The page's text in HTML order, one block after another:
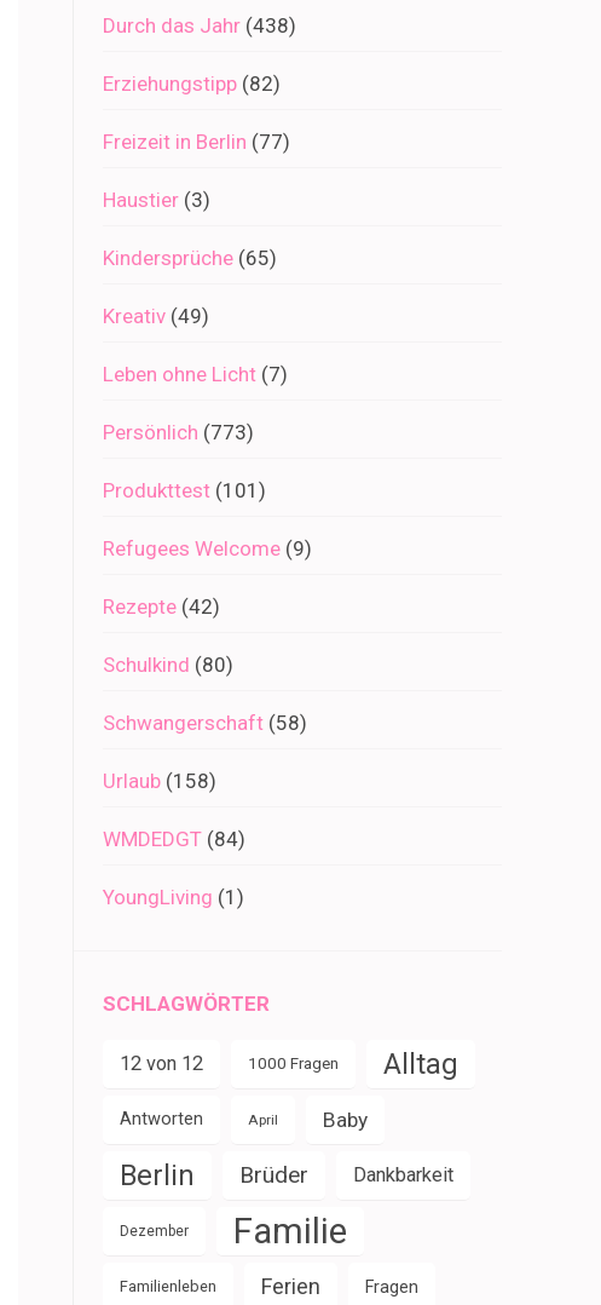
Durch das Jahr (438)
Erziehungstipp (82)
Freizeit in Berlin (77)
Haustier (3)
Kindersprüche (65)
Kreativ (49)
Leben ohne Licht (7)
Persönlich (773)
Produkttest (101)
Refugees Welcome (9)
Rezepte (42)
Schulkind (80)
Schwangerschaft (58)
Urlaub (158)
WMDEDGT (84)
YoungLiving (1)
SCHLAGWÖRTER
12 von 12 1000 Fragen Alltag
Antworten April Baby
Berlin Brüder Dankbarkeit
Dezember Familie
Familienleben Ferien Fragen